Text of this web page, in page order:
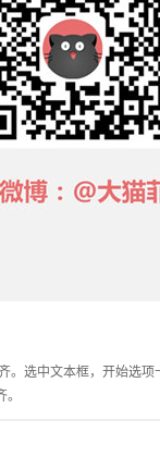
。选中文本框，开始选